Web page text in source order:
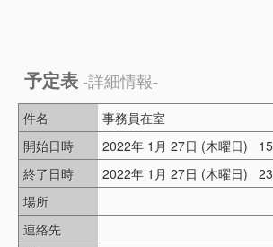
予定表 -詳細情報-
件名
事務員在室
開始日時
2022年 1月 27日 (木曜日)
終了日時
2022年 1月 27日 (木曜日)
場所
連絡先